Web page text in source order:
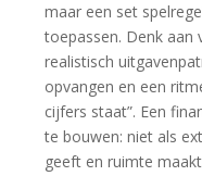
maar een set
toepassen. Denk aan
realistisch
opvangen en een
cijfers staat”. Een
te bouwen: niet als
geeft en ruimte